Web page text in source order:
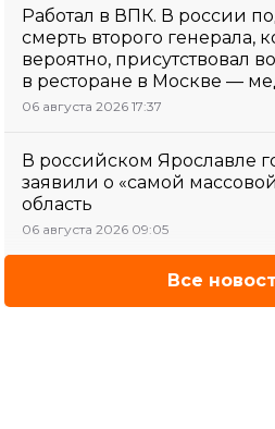
Работал в ВПК. В россии
смерть второго генерала,
вероятно, присутствовал
в ресторане в Москве —
06 августа 2026 17:37
В российском Ярославле
заявили о «самой
область
06 августа 2026 09:05
Все